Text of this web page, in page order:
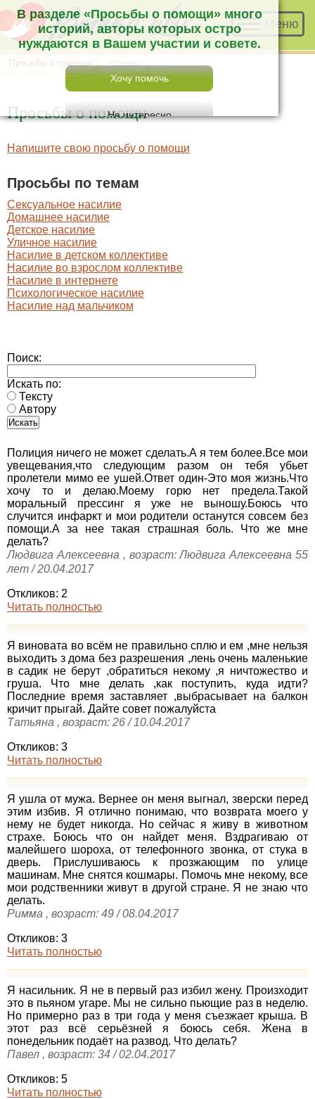
В разделе «Просьбы о помощи» много
историй, авторы которых остро нуждаются
в Вашем участии и совете.
Меню
Просьбы о помощи
Напишите свою просьбу о помощи
Просьбы по темам
Сексуальное насилие
Домашнее насилие
Детское насилие
Уличное насилие
Насилие в детском коллективе
Насилие во взрослом коллективе
Насилие в интернете
Психологическое насилие
Насилие над мальчиком
Поиск:
Искать по:
Тексту
Автору
Полиция ничего не может сделать.А я тем более.Все мои
увещевания,что следующим разом он тебя убьет
пролетели мимо ее ушей.Ответ один-Это моя жизнь.Что
хочу то и делаю.Моему горю нет предела.Такой
моральный прессинг я уже не выношу.Боюсь что
случится инфаркт и мои родители останутся совсем без
помощи.А за нее такая страшная боль. Что же мне
делать?
Людвига Алексеевна , возраст: Людвига Алексеевна 55
лет / 20.04.2017
Откликов: 2
Читать полностью
Я виновата во всём не правильно сплю и ем ,мне нельзя
выходить з дома без разрешения ,лень очень маленькие
в садик не берут ,обратиться некому ,я ничтожество и
груша. Что мне делать ,как поступить, куда идти?
Последние время заставляет ,выбрасывает на балкон
кричит прыгай. Дайте совет пожалуйста
Татьяна , возраст: 26 / 10.04.2017
Откликов: 3
Читать полностью
Я ушла от мужа. Вернее он меня выгнал, зверски перед
этим избив. Я отлично понимаю, что возврата моего у
нему не будет никогда. Но сейчас я живу в животном
страхе. Боюсь что он найдет меня. Вздрагиваю от
малейшего шороха, от телефонного звонка, от стука в
дверь. Прислушиваюсь к прозжающим по улице
машинам. Мне снятся кошмары. Помочь мне некому, все
мои родственники живут в другой стране. Я не знаю что
делать.
Римма , возраст: 49 / 08.04.2017
Откликов: 3
Читать полностью
Я насильник. Я не в первый раз избил жену. Произходит
это в пьяном угаре. Мы не сильно пьющие раз в неделю.
Но примерно раз в три года у меня съезжает крыша. В
этот раз всё серьёзней я боюсь себя. Жена в
понедельник подаёт на развод. Что делать?
Павел , возраст: 34 / 02.04.2017
Откликов: 5
Читать полностью